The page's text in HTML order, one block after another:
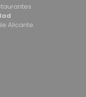
Alicante.